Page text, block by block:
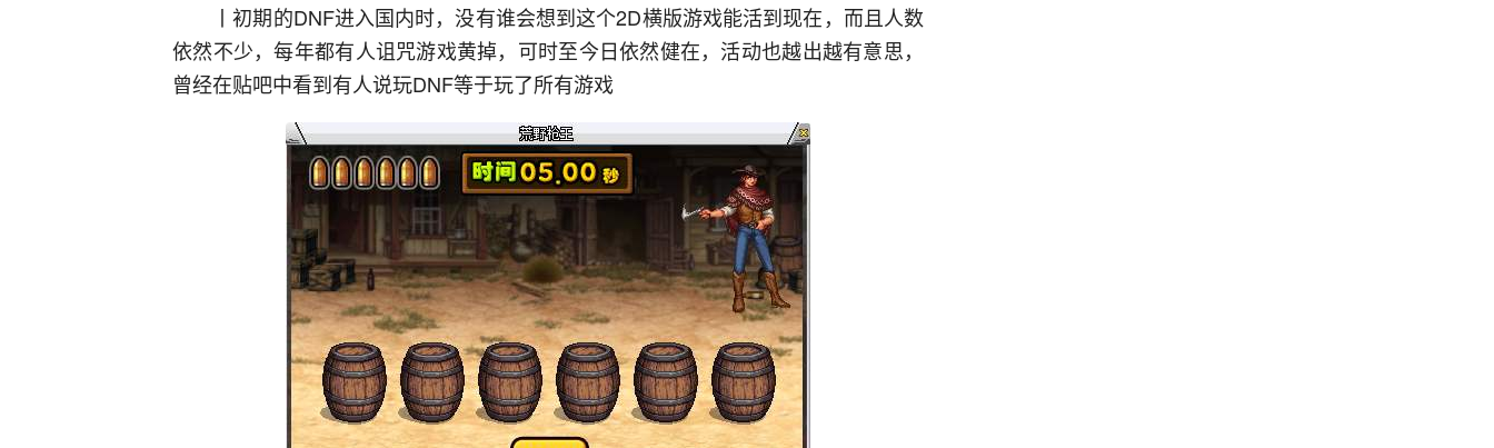
丨初期的DNF进入国内时，没有谁会想到这个2D横版游戏能活到现在，而且人数
依然不少，每年都有人诅咒游戏黄掉，可时至今日依然健在，活动也越出越有意思，
曾经在贴吧中看到有人说玩DNF等于玩了所有游戏